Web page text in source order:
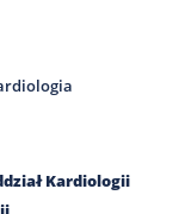
Kardiologii